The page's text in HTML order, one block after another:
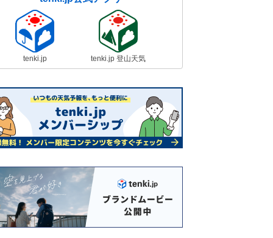
tenki.jp tenki.jp 登山天気